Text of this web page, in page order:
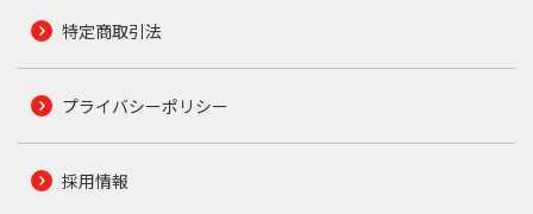
特定商取引法
プライバシーポリシー
採用情報